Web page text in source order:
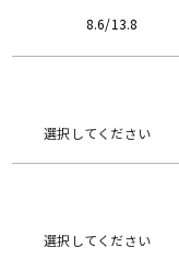
8.6/13.8